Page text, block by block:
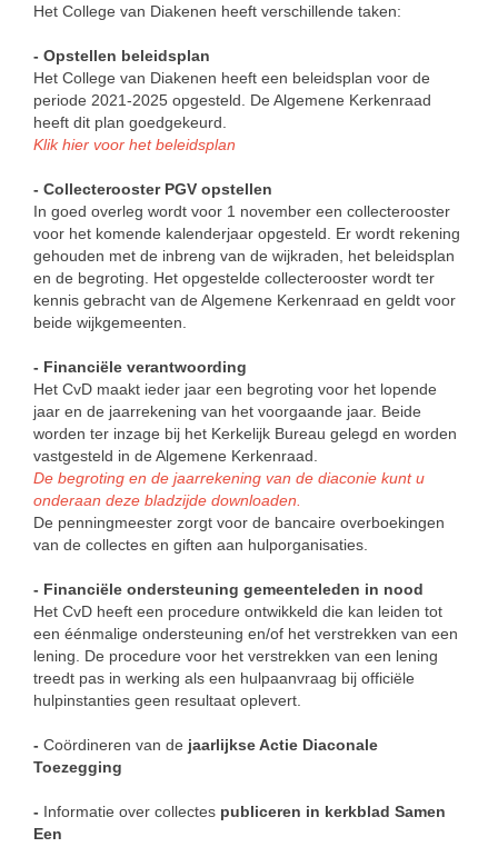
Het College van Diakenen heeft verschillende taken:
- Opstellen beleidsplan
Het College van Diakenen heeft een beleidsplan voor de
periode 2021-2025 opgesteld. De Algemene Kerkenraad
heeft dit plan goedgekeurd.
Klik hier voor het beleidsplan
- Collecterooster PGV opstellen
In goed overleg wordt voor 1 november een collecterooster
voor het komende kalenderjaar opgesteld. Er wordt rekening
gehouden met de inbreng van de wijkraden, het beleidsplan
en de begroting. Het opgestelde collecterooster wordt ter
kennis gebracht van de Algemene Kerkenraad en geldt voor
beide wijkgemeenten.
- Financiële verantwoording
Het CvD maakt ieder jaar een begroting voor het lopende
jaar en de jaarrekening van het voorgaande jaar. Beide
worden ter inzage bij het Kerkelijk Bureau gelegd en worden
vastgesteld in de Algemene Kerkenraad.
De begroting en de jaarrekening van de diaconie kunt u
onderaan deze bladzijde downloaden.
De penningmeester zorgt voor de bancaire overboekingen
van de collectes en giften aan hulporganisaties.
- Financiële ondersteuning gemeenteleden in nood
Het CvD heeft een procedure ontwikkeld die kan leiden tot
een éénmalige ondersteuning en/of het verstrekken van een
lening. De procedure voor het verstrekken van een lening
treedt pas in werking als een hulpaanvraag bij officiële
hulpinstanties geen resultaat oplevert.
- Coördineren van de jaarlijkse Actie Diaconale
Toezegging
- Informatie over collectes publiceren in kerkblad Samen
Een